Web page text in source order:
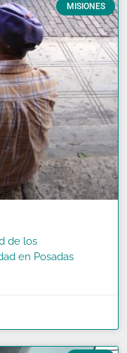
MISIONES
de los
en Posadas